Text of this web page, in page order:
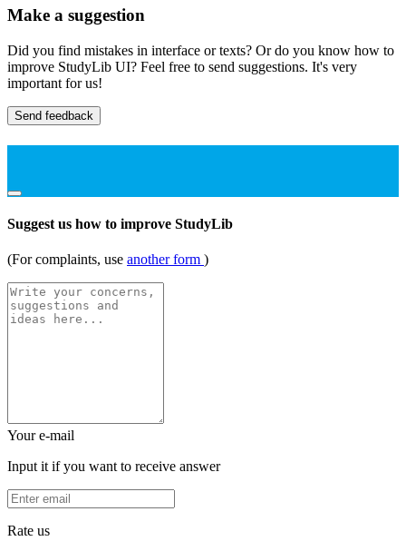
Make a suggestion
Did you find mistakes in interface or texts? Or do you know how to
improve StudyLib UI? Feel free to send suggestions. It's very
important for us!
Send feedback
Suggest us how to improve StudyLib
(For complaints, use another form )
Your e-mail
Input it if you want to receive answer
Rate us